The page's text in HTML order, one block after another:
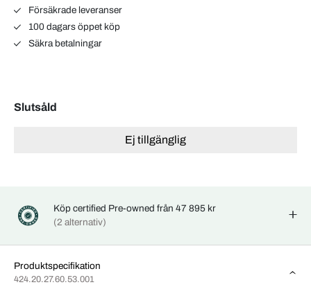
Försäkrade leveranser
100 dagars öppet köp
Säkra betalningar
Slutsåld
Ej tillgänglig
Köp certified Pre-owned från 47 895 kr
(2 alternativ)
Produktspecifikation
424.20.27.60.53.001